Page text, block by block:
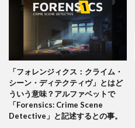
「フォレンジィクス：クライム・
シーン・ディテクティヴ」とはど
ういう意味？アルファベットで
「Forensics: Crime Scene
Detective」と記述するとの事。